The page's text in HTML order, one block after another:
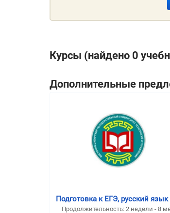
Курсы (найдено 0
Дополнительные
Подготовка к ЕГЭ, русский язык
Продолжительность: 2 недели - 8